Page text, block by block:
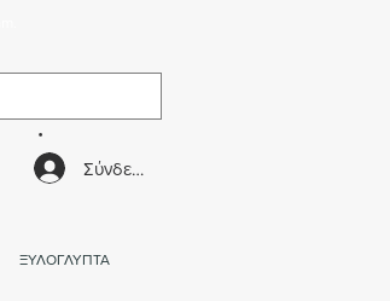
Σύνδεση
ΞΥΛΟΓΛΥΠΤΑ